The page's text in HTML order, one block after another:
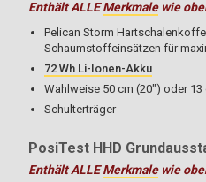
Enthält ALLEMerkmalewie
Pelican Storm
Schaumstoffeinsätzen für
72 Wh Li-Ionen-Akku
Wahlweise 50 cm (20") oder 13
Schulterträger
PosiTest HHD
Enthält ALLEMerkmalewie